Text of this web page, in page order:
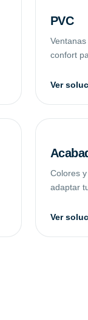
PVC
confort
Ver
Colores
adaptar
Ver